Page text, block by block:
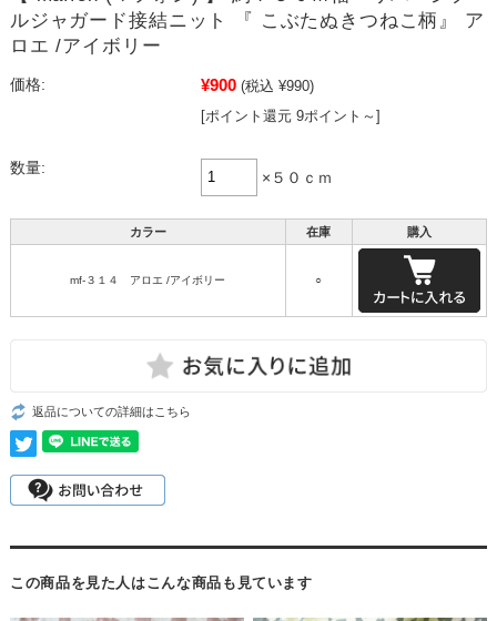
ルジャガード接結ニット 『 こぶたぬきつねこ柄』 ア
ロエ /アイボリー
価格: ¥900 (税込 ¥990)
[ポイント還元 9ポイント～]
数量:
×５０ｃｍ
カラー 在庫 購入
mf-３１４ アロエ /アイボリー ○
返品についての詳細はこちら
この商品を見た人はこんな商品も見ています